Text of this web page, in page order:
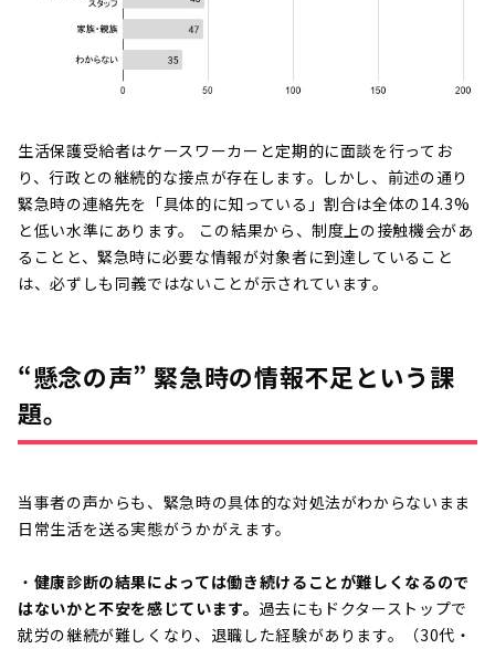
生活保護受給者はケースワーカーと定期的に面談を行ってお
り、行政との継続的な接点が存在します。しかし、前述の通り
緊急時の連絡先を「具体的に知っている」割合は全体の14.3%
と低い水準にあります。 この結果から、制度上の接触機会があ
ることと、緊急時に必要な情報が対象者に到達していること
は、必ずしも同義ではないことが示されています。
“懸念の声” 緊急時の情報不足という課
題。
当事者の声からも、緊急時の具体的な対処法がわからないまま
日常生活を送る実態がうかがえます。
・ 健康診断の結果によっては働き続けることが難しくなるので
はないかと不安を感じています。 過去にもドクターストップで
就労の継続が難しくなり、退職した経験があります。（30代・